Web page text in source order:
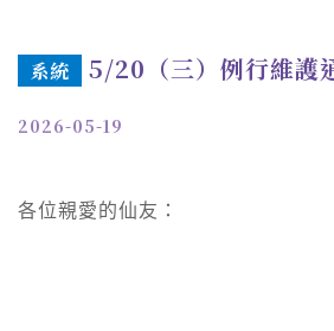
系統 5/20（三）例行維護
2026-05-19
各位親愛的仙友：